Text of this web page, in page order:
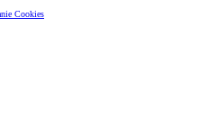
Cookies